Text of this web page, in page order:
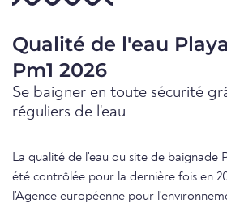
Qualité de l'eau
Pm1 2026
Se baigner en toute sécurité
réguliers de l'eau
La qualité de l'eau du site de baignade
été contrôlée pour la dernière fois en
l'Agence européenne pour